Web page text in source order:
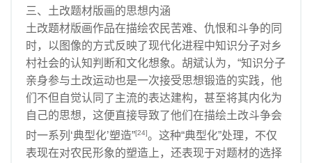
三、土改题材版画的思想内涵
土改题材版画作品在描绘农民苦难、仇恨和斗争的同
时，以图像的方式反映了现代化进程中知识分子对乡
村社会的认知判断和文化想象。胡斌认为，“知识分子
亲身参与土改运动也是一次接受思想锻造的实践，他
们不但自觉认同了主流的表达建构，甚至将其内化为
自己的思想，这便直接导致了他们在描绘土改斗争会
时一系列‘典型化’塑造”[24]。这种“典型化”处理，不仅
表现在对农民形象的塑造上，还表现于对题材的选择